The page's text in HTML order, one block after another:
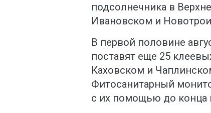
подсолнечника в
Ивановском и
В первой половине
поставят еще 25
Каховском и
Фитосанитарный
с их помощью до конца